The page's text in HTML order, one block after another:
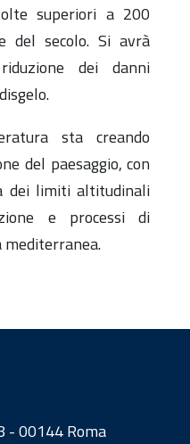
superiori a 200
del secolo. Si avrà
dei danni
sta creando
del paesaggio, con
dei limiti altitudinali
e processi di
mediterranea.
- 00144 Roma